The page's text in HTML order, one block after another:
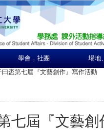
學會．社團 場地
曰盃第七屆『文藝創作』寫作活動
七屆『文藝創